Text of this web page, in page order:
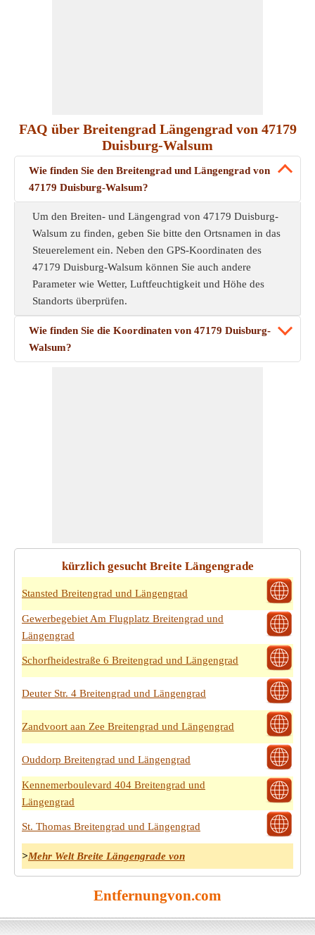
FAQ über Breitengrad Längengrad von 47179
Duisburg-Walsum
Wie finden Sie den Breitengrad und Längengrad von
47179 Duisburg-Walsum?
Um den Breiten- und Längengrad von 47179 Duisburg-
Walsum zu finden, geben Sie bitte den Ortsnamen in das
Steuerelement ein. Neben den GPS-Koordinaten des
47179 Duisburg-Walsum können Sie auch andere
Parameter wie Wetter, Luftfeuchtigkeit und Höhe des
Standorts überprüfen.
Wie finden Sie die Koordinaten von 47179 Duisburg-
Walsum?
kürzlich gesucht Breite Längengrade
Stansted Breitengrad und Längengrad
Gewerbegebiet Am Flugplatz Breitengrad und
Längengrad
Schorfheidestraße 6 Breitengrad und Längengrad
Deuter Str. 4 Breitengrad und Längengrad
Zandvoort aan Zee Breitengrad und Längengrad
Ouddorp Breitengrad und Längengrad
Kennemerboulevard 404 Breitengrad und
Längengrad
St. Thomas Breitengrad und Längengrad
>Mehr Welt Breite Längengrade von
Entfernungvon.com